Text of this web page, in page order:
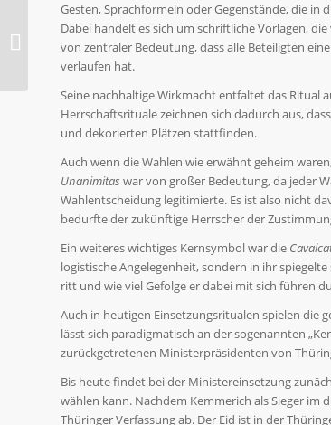
Gesten, Sprachformeln oder Gegenstände, die in
Dabei handelt es sich um schriftliche Vorlagen,
von zentraler Bedeutung, dass alle Beteiligten
verlaufen hat.
Seine nachhaltige Wirkmacht entfaltet das Ritual
Herrschaftsrituale zeichnen sich dadurch aus,
und dekorierten Plätzen stattfinden.
Auch wenn die Wahlen wie erwähnt geheim
Unanimitas war von großer Bedeutung, da jeder
Wahlentscheidung legitimierte. Es ist also nicht
bedurfte der zukünftige Herrscher der
Ein weiteres wichtiges Kernsymbol war die
logistische Angelegenheit, sondern in ihr
ritt und wie viel Gefolge er dabei mit sich führen
Auch in heutigen Einsetzungsritualen spielen die
lässt sich paradigmatisch an der sogenannten
zurückgetretenen Ministerpräsidenten von
Bis heute findet bei der Ministereinsetzung
wählen kann. Nachdem Kemmerich als Sieger
Thüringer Verfassung ab. Der Eid ist in der
Frankfurt als Wahl- und
Krönungsort